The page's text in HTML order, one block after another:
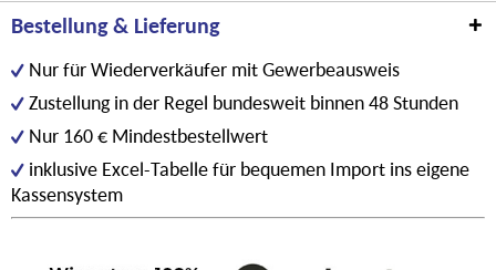
Bestellung & Lieferung
Nur für Wiederverkäufer mit Gewerbeausweis
Zustellung in der Regel bundesweit binnen 48 Stunden
Nur 160 € Mindestbestellwert
inklusive Excel-Tabelle für bequemen Import ins eigene
Kassensystem